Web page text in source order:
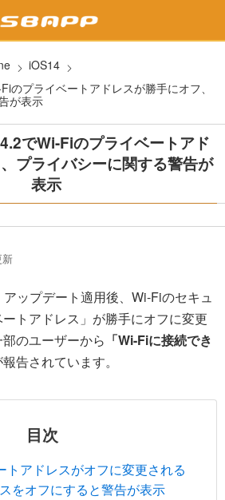
iOS14
のプライベートアドレスが勝手にオフ、
が表示
でWi-Fiのプライベートアド
プライバシーに関する警告が
表示
ップデート適用後、Wi-Fiのセキュ
トアドレス」が勝手にオフに変更
のユーザーから 「Wi-Fiに接続でき
告されています。
目次
トアドレスがオフに変更される
をオフにすると警告が表示